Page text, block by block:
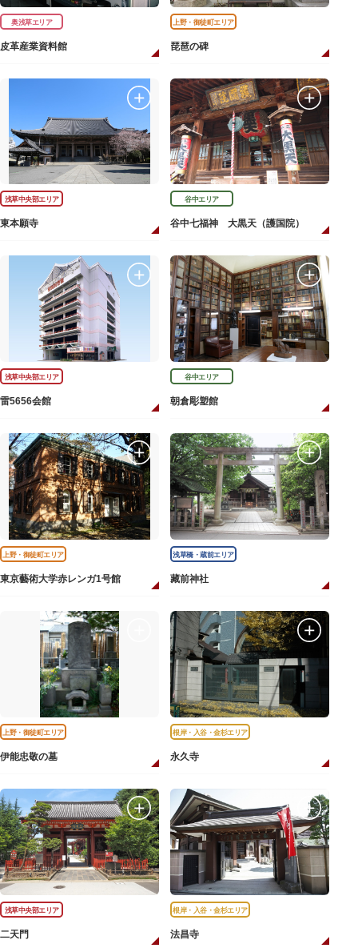
奥浅草エリア
皮革産業資料館
上野・御徒町エリア
琵琶の碑
浅草中央部エリア
東本願寺
谷中エリア
谷中七福神 大黒天（護国院）
浅草中央部エリア
雷5656会館
谷中エリア
朝倉彫塑館
上野・御徒町エリア
東京藝術大学赤レンガ1号館
浅草橋・蔵前エリア
藏前神社
上野・御徒町エリア
伊能忠敬の墓
根岸・入谷・金杉エリア
永久寺
浅草中央部エリア
二天門
根岸・入谷・金杉エリア
法昌寺